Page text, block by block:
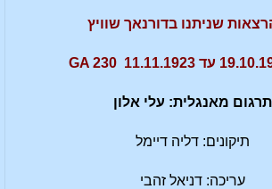
תרגום מאנגלית: עלי אלון
תיקונים: דליה דיימל
עריכה: דניאל זהבי